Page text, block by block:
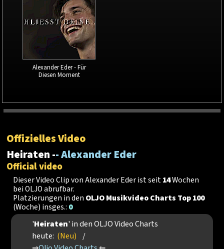
Alexander Eder - Für
Diesen Moment
Offizielles Video
Heiraten -- Alexander Eder
Official video
Dieser Video Clip von Alexander Eder ist seit14Wochen
bei OLJO abrufbar.
Platzierungen in den OLJO Musikvideo Charts Top 100
(Woche) insges.: 0
'Heiraten' in den OLJO Video Charts
heute: (Neu)
/